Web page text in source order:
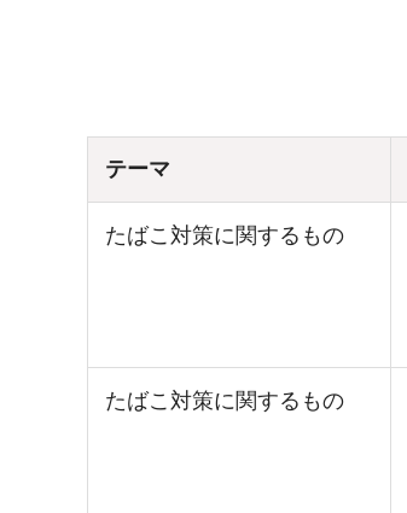
テーマ
たばこ対策に関するもの
たばこ対策に関するもの